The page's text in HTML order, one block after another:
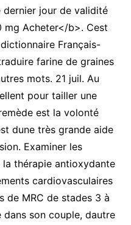
jour de validité
Acheter</b>. Cest
Français-
farine de graines
mots. 21 juil. Au
pour tailler une
est la volonté
dune très grande aide
Examiner les
thérapie antioxydante
cardiovasculaires
de MRC de stades 3 à
dans son couple, dautre